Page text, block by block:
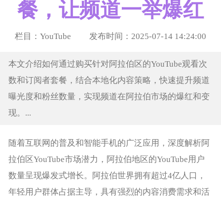
餐，让频道一举爆红
栏目：YouTube 发布时间：2025-07-14 14:24:00
本文介绍如何通过购买针对阿拉伯区的YouTube观看次
数和订阅者套餐，结合本地化内容策略，快速提升频道
曝光度和粉丝数量，实现频道在阿拉伯市场的爆红和变
现。...
随着互联网的普及和智能手机的广泛应用，深度解析阿
拉伯区YouTube市场潜力，阿拉伯地区的YouTube用户
数量呈现爆发式增长。阿拉伯世界拥有超过4亿人口，
年轻用户群体占据主导，具有强烈的内容消费需求和活